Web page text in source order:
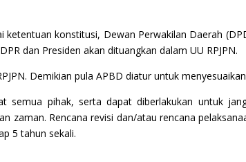
ketentuan konstitusi, Dewan Perwakilan Daerah
dan Presiden akan dituangkan dalam UU RPJPN.
Demikian pula APBD diatur untuk menyesuaikan
semua pihak, serta dapat diberlakukan untuk
zaman. Rencana revisi dan/atau rencana
5 tahun sekali.